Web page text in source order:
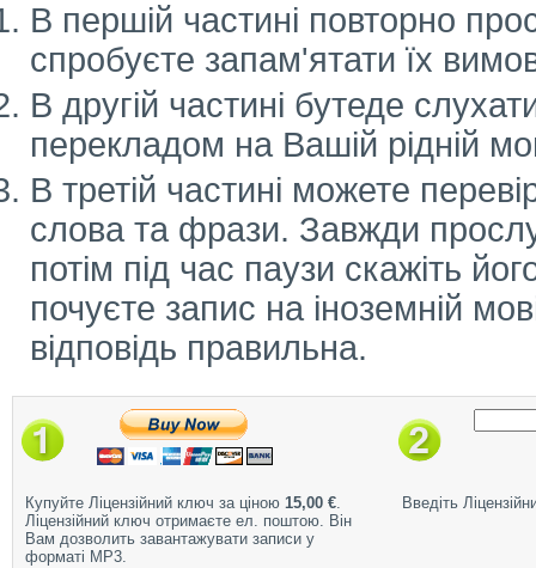
В першій частині повторно
спробуєте запам'ятати їх
В другій частині бутеде
перекладом на Вашій рідній
В третій частині можете
слова та фрази. Завжди
потім під час паузи скажіть
почуєте запис на іноземній
відповідь правильна.
Купуйте Ліцензійний ключ за ціною 15,00 €.
Ліцензійний ключ отримаєте ел. поштою. Він
Вам дозволить завантажувати записи у
форматі MP3.
Введіть